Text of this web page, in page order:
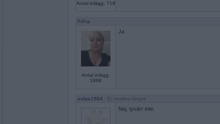
Antal inlägg: 718
FrFia
Antal inlägg:
1998
Ja
volpe1964 - Ej medlem längre
Nej, tyvärr inte.